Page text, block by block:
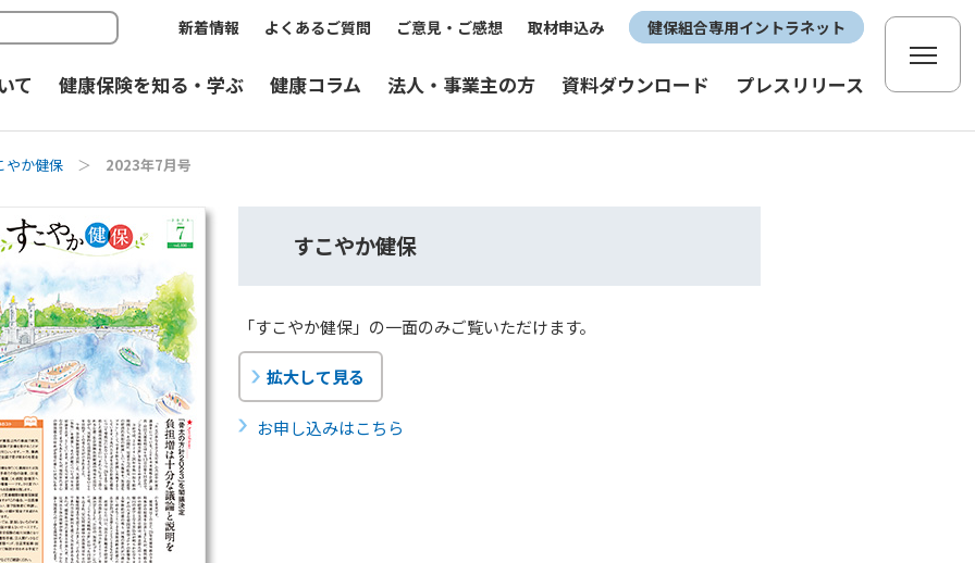
新着情報 よくあるご質問 ご意見・ご感想 取材申込み 健保組合専用イントラネット
て 健康保険を知る・学ぶ 健康コラム 法人・事業主の方 資料ダウンロード プレスリリース
やか健保 ＞ 2023年7月号
すこやか健保
「すこやか健保」の一面のみご覧いただけます。
拡大して見る
お申し込みはこちら